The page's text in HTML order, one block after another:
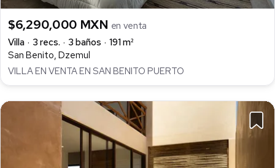
$6,290,000 MXN en venta
Villa
3 recs. 3 baños
191 m²
San Benito, Dzemul
VILLA EN VENTA EN SAN BENITO PUERTO